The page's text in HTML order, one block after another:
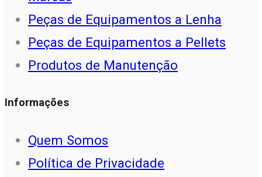
Peças de Equipamentos a Lenha
Peças de Equipamentos a Pellets
Produtos de Manutenção
Informações
Quem Somos
Política de Privacidade